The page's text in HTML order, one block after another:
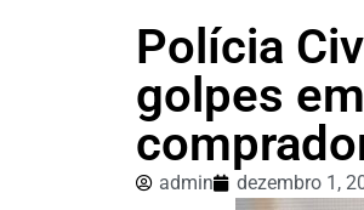
Polícia
golpes
admin dezembro 1,